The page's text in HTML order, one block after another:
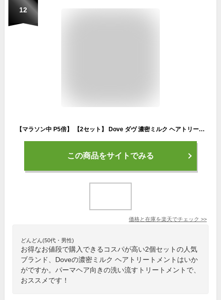
12
【マラソン中 P5倍】 【2セット】 Dove ダヴ 濃密ミルク ヘアトリートメント 180g つや髪 うるおい しっとり ヘアケア ダメージヘア おすすめ ユニリーバ まとまる なめらか 洗い流すトリートメント 時短 10秒 保湿 フレッシュ 香り パーマ カラー ダメージケア
この商品をサイトでみる
価格と在庫を楽天でチェック >>
どんどん(50代・男性)
お得なお値段で購入できるコスパが高い2個セットの人気
ブランド、Doveの濃密ミルク ヘアトリートメントはいか
がですか。パーマヘア向きの洗い流すトリートメントで、
おススメです！